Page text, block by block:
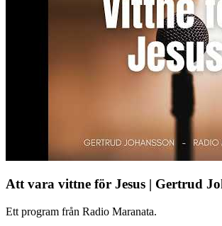
Att vara vittne för Jesus | Gertrud
Ett program från Radio Maranata.